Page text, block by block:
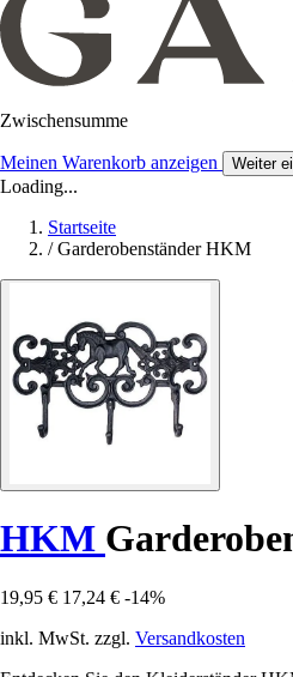
Zwischensumme
Meinen Warenkorb anzeigen Weiter
Loading...
Startseite
/ Garderobenständer HKM
HKM
19,95 € 17,24 € -14%
inkl. MwSt. zzgl. Versandkosten